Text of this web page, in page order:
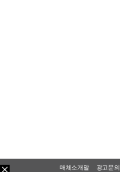
매체소개말 광고문의